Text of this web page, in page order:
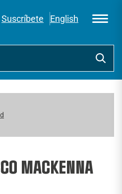
Suscríbete English
MACKENNA